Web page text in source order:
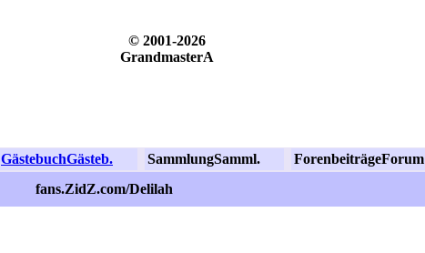
© 2001-2026
GrandmasterA
GästebuchGästeb. SammlungSamml. ForenbeiträgeForum
fans.ZidZ.com/Delilah